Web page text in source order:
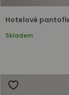
Hotelové
Skladem